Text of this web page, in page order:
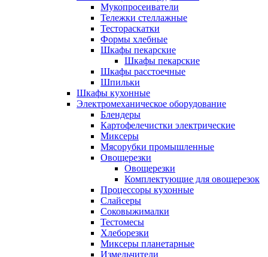
Мукопросеиватели
Тележки стеллажные
Тестораскатки
Формы хлебные
Шкафы пекарские
Шкафы пекарские
Шкафы расстоечные
Шпильки
Шкафы кухонные
Электромеханическое оборудование
Блендеры
Картофелечистки электрические
Миксеры
Мясорубки промышленные
Овощерезки
Овощерезки
Комплектующие для овощерезок
Процессоры кухонные
Слайсеры
Соковыжималки
Тестомесы
Хлеборезки
Миксеры планетарные
Измельчители